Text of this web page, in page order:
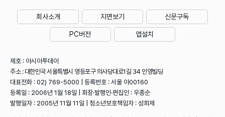
회사소개 지면보기 신문구독
PC버전 앱설치
제호 : 아시아투데이
주소 : 대한민국 서울특별시 영등포구 의사당대로1길 34 인영빌딩
대표전화 : 02) 769-5000 | 등록번호 : 서울 아00160
등록일 : 2006년 1월 18일 | 회장·발행인·편집인 : 우종순
발행일자 : 2005년 11월 11일 | 청소년보호책임자 : 성희제